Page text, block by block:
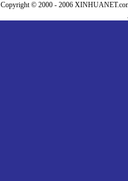
Copyright © 2000 - 2006